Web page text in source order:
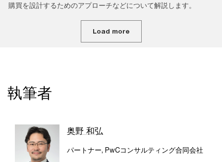
購買を設計するためのアプローチなどについて解説します。
Load more
執筆者
奥野 和弘
パートナー, PwCコンサルティング合同会社